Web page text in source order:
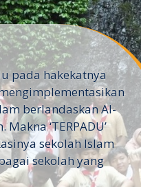
pada hakekatnya
berlandaskan Al-
‘TERPADU’
sekolah Islam
sekolah yang